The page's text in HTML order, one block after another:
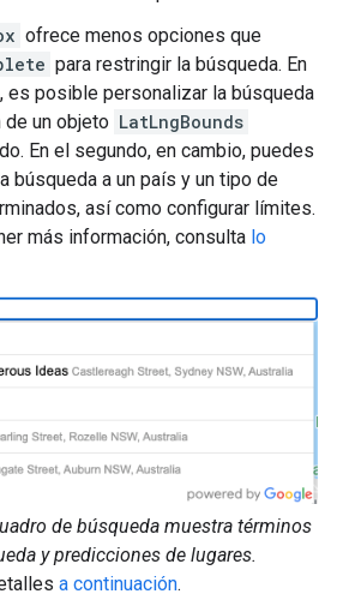
ofrece menos opciones que
para restringir la búsqueda. En
es posible personalizar la búsqueda
de un objeto LatLngBounds
En el segundo, en cambio, puedes
búsqueda a un país y un tipo de
así como configurar límites.
más información, consulta lo
de búsqueda muestra términos
y predicciones de lugares.
a continuación.